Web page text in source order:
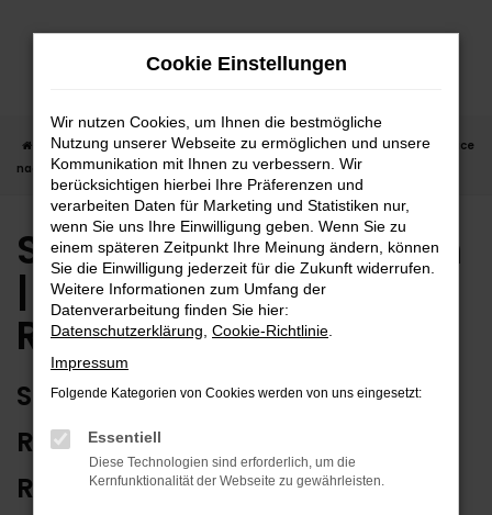
Zum
Startseite Reutlingen Seat
Seat Gebrauchtwagen | Lieferservice
nach Reutlingen
Seat Gebrauchtwagen
| Lieferservice nach
Reutlingen
SEAT GEBRAUCHTWAGEN:
RUNDUM ZUVERLÄSSIG IN
REUTLINGEN UNTERWEGS
Cookie Einstellungen
Wir nutzen Cookies, um Ihnen die bestmögliche
Nutzung unserer Webseite zu ermöglichen und unsere
Kommunikation mit Ihnen zu verbessern. Wir
berücksichtigen hierbei Ihre Präferenzen und
verarbeiten Daten für Marketing und Statistiken nur,
wenn Sie uns Ihre Einwilligung geben. Wenn Sie zu
einem späteren Zeitpunkt Ihre Meinung ändern, können
Sie die Einwilligung jederzeit für die Zukunft widerrufen.
Weitere Informationen zum Umfang der
Datenverarbeitung finden Sie hier:
Datenschutzerklärung Cookie-Richtlinie
Impressum
Folgende Kategorien von Cookies werden von uns eingesetzt:
Essentiell
Diese Technologien sind erforderlich, um die
Kernfunktionalität der Webseite zu gewährleisten.